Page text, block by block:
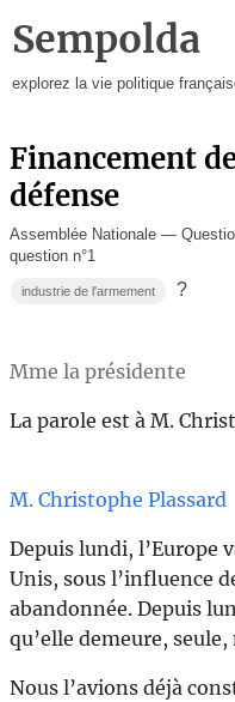
Sempolda
explorez la vie politique
Financement
défense
Assemblée Nationale —
question n°1
industrie de l'armement ?
Mme la présidente
La parole est à M.
M. Christophe Plassard
Depuis lundi, l’Europe
Unis, sous l’influence
abandonnée. Depuis
qu’elle demeure,
Nous l’avions déjà